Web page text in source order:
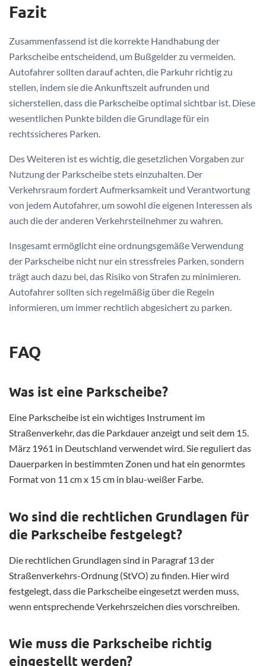
Fazit
Zusammenfassend ist die korrekte Handhabung der
Parkscheibe entscheidend, um Bußgelder zu vermeiden.
Autofahrer sollten darauf achten, die Parkuhr richtig zu
stellen, indem sie die Ankunftszeit aufrunden und
sicherstellen, dass die Parkscheibe optimal sichtbar ist. Diese
wesentlichen Punkte bilden die Grundlage für ein
rechtssicheres Parken.
Des Weiteren ist es wichtig, die gesetzlichen Vorgaben zur
Nutzung der Parkscheibe stets einzuhalten. Der
Verkehrsraum fordert Aufmerksamkeit und Verantwortung
von jedem Autofahrer, um sowohl die eigenen Interessen als
auch die der anderen Verkehrsteilnehmer zu wahren.
Insgesamt ermöglicht eine ordnungsgemäße Verwendung
der Parkscheibe nicht nur ein stressfreies Parken, sondern
trägt auch dazu bei, das Risiko von Strafen zu minimieren.
Autofahrer sollten sich regelmäßig über die Regeln
informieren, um immer rechtlich abgesichert zu parken.
FAQ
Was ist eine Parkscheibe?
Eine Parkscheibe ist ein wichtiges Instrument im
Straßenverkehr, das die Parkdauer anzeigt und seit dem 15.
März 1961 in Deutschland verwendet wird. Sie reguliert das
Dauerparken in bestimmten Zonen und hat ein genormtes
Format von 11 cm x 15 cm in blau-weißer Farbe.
Wo sind die rechtlichen Grundlagen für
die Parkscheibe festgelegt?
Die rechtlichen Grundlagen sind in Paragraf 13 der
Straßenverkehrs-Ordnung (StVO) zu finden. Hier wird
festgelegt, dass die Parkscheibe eingesetzt werden muss,
wenn entsprechende Verkehrszeichen dies vorschreiben.
Wie muss die Parkscheibe richtig
eingestellt werden?